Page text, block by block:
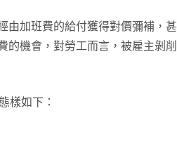
由加班費的給付獲得對價彌補，甚
的機會，對勞工而言，被雇主剝削
樣如下：